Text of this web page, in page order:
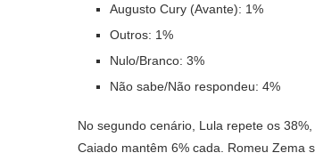
Augusto Cury (Avante): 1%
Outros: 1%
Nulo/Branco: 3%
Não sabe/Não respondeu: 4%
No segundo cenário, Lula repete os
Caiado mantêm 6% cada. Romeu Zema